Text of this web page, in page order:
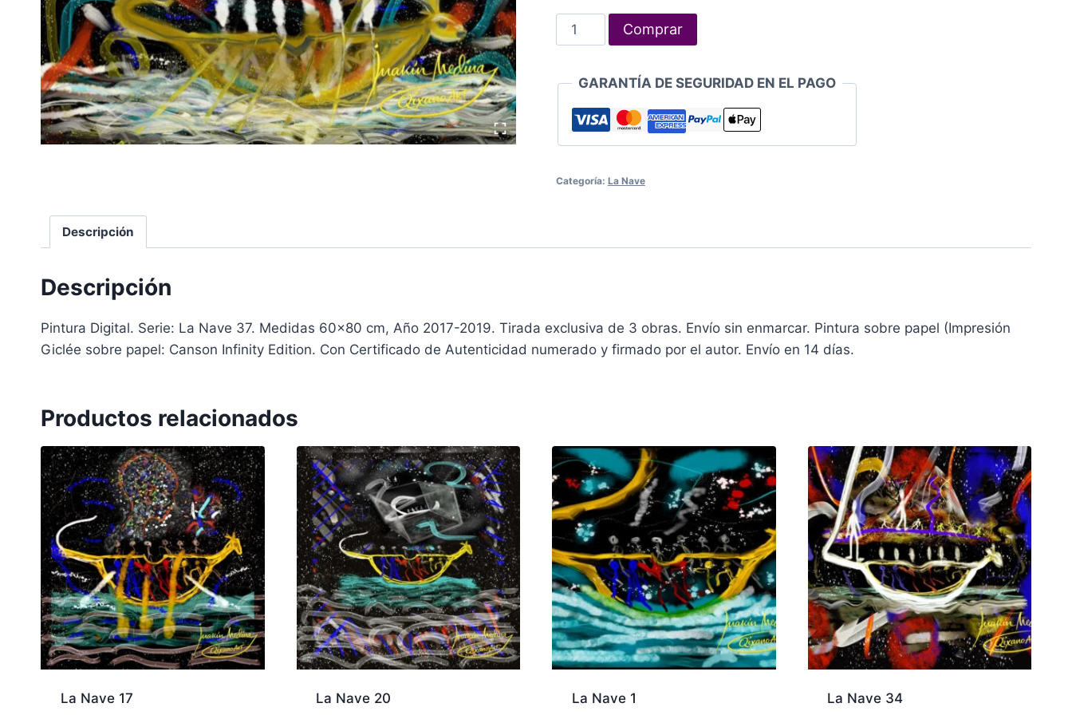
Nave
cantidad
Comprar
GARANTÍA DE SEGURIDAD EN EL PAGO
Categoría: La Nave
Descripción
Descripción
Pintura Digital. Serie: La Nave 37. Medidas 60×80 cm, Año 2017-2019. Tirada exclusiva de 3 obras. Envío sin enmarcar. Pintura sobre papel (Impresión
Giclée sobre papel: Canson Infinity Edition. Con Certificado de Autenticidad numerado y firmado por el autor. Envío en 14 días.
Productos relacionados
La Nave 17 La Nave 20 La Nave 1 La Nave 34